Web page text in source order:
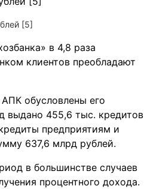
[5]
в 4,8 раза
клиентов преобладают
обусловлены его
выдано 455,6 тыс. кредитов
предприятиям и
637,6 млрд рублей.
в большинстве случаев
процентного дохода.